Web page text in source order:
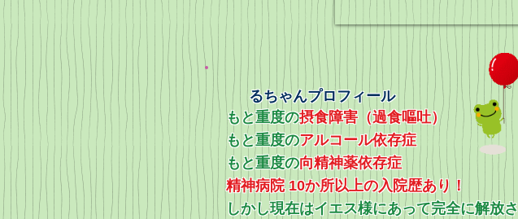
るちゃんプロフィール
もと重度の摂食障害（過食嘔吐）
もと重度のアルコール依存症
​もと重度の向精神薬依存症
精神病院 10か所以上の入院歴あり！
​しかし現在はイエス様にあって完全に解放さ